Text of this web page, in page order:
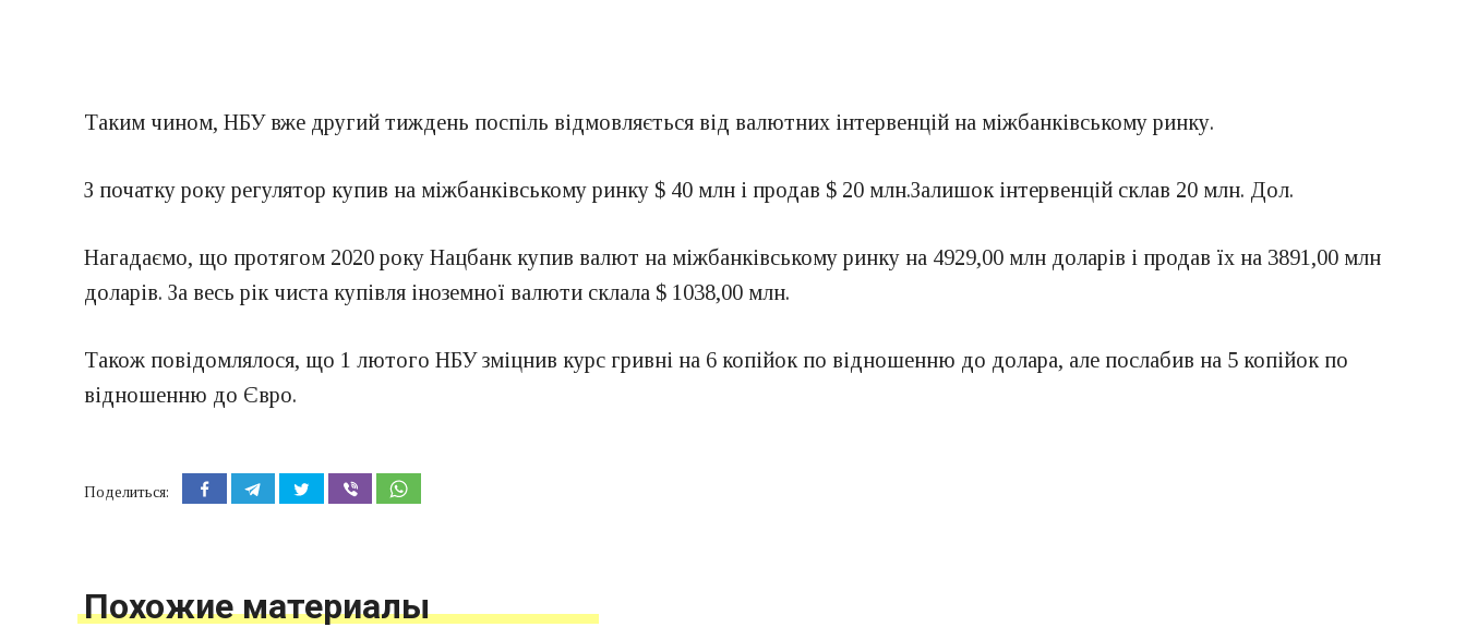
Таким чином, НБУ вже другий тиждень поспіль відмовляється від валютних інтервенцій на міжбанківському ринку.
З початку року регулятор купив на міжбанківському ринку $ 40 млн і продав $ 20 млн.Залишок інтервенцій склав 20 млн. Дол.
Нагадаємо, що протягом 2020 року Нацбанк купив валют на міжбанківському ринку на 4929,00 млн доларів і продав їх на 3891,00 млн
доларів. За весь рік чиста купівля іноземної валюти склала $ 1038,00 млн.
Також повідомлялося, що 1 лютого НБУ зміцнив курс гривні на 6 копійок по відношенню до долара, але послабив на 5 копійок по
відношенню до Євро.
Поделиться:
Похожие материалы